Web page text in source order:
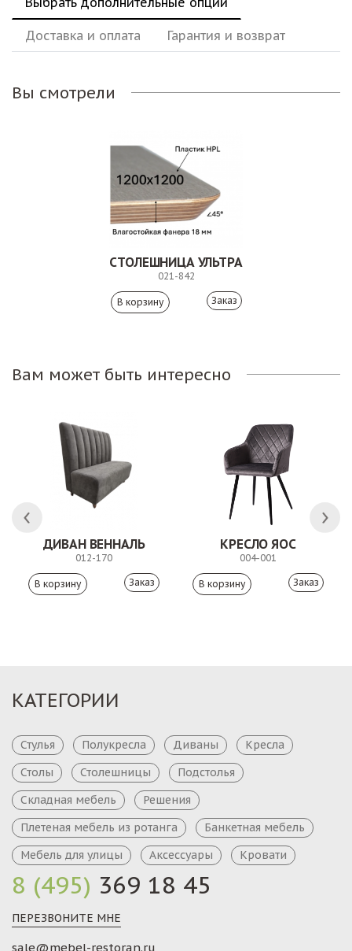
Доставка и оплата Гарантия и возврат
Вы смотрели
СТОЛЕШНИЦА УЛЬТРА
021-842
Заказ
Вам может быть интересно
ДИВАН ВЕННАЛЬ
012-170
Заказ
КРЕСЛО ЯОС
004-001
Заказ
8 (495) 369 18 45
ПЕРЕЗВОНИТЕ МНЕ
sale@mebel-restoran.ru
КАТЕГОРИИ
Стулья Полукресла Диваны
Кресла
Столы
Столешницы
Подстолья
Складная мебель
Решения
Плетеная мебель из ротанга
Банкетная мебель
Мебель для улицы
Аксессуары Кровати